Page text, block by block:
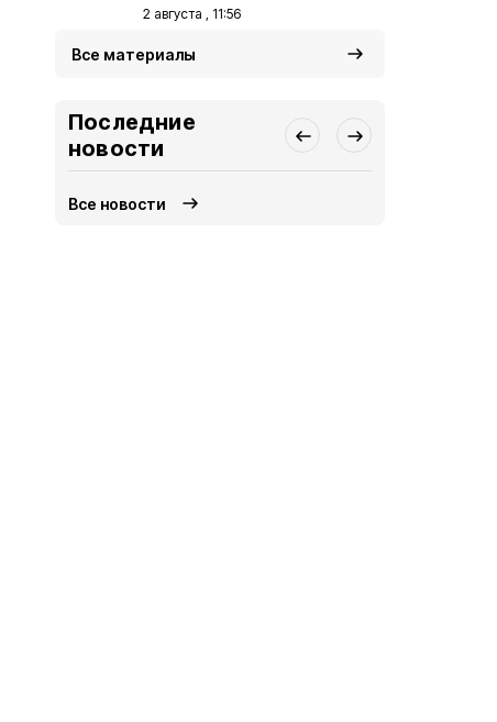
2 августа , 11:56
Все материалы
Последние
новости
Все новости